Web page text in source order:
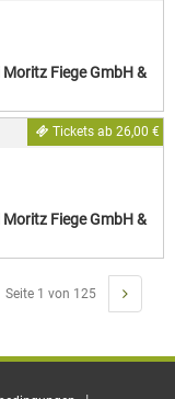
Fiege GmbH &
Tickets ab 26,00 €
Fiege GmbH &
Seite 1 von 125